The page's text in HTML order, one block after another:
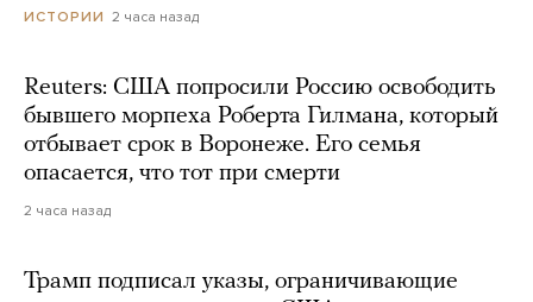
ИСТОРИИ 2 часа назад
Reuters: США попросили Россию освободить
бывшего морпеха Роберта Гилмана, который
отбывает срок в Воронеже. Его семья
опасается, что тот при смерти
2 часа назад
Трамп подписал указы, ограничивающие